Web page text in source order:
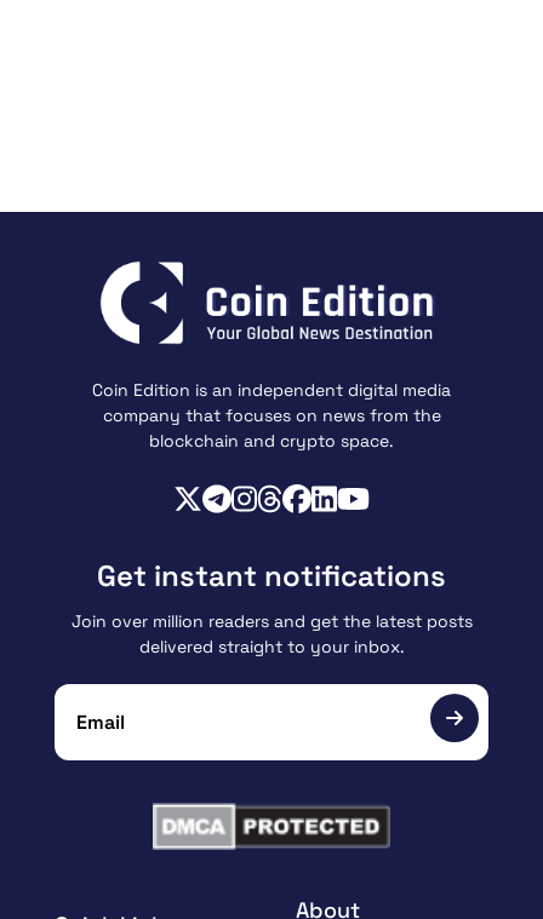
Coin Edition is an independent digital media
company that focuses on news from the
blockchain and crypto space.
About
Get instant notifications
Join over million readers and get the latest posts
delivered straight to your inbox.